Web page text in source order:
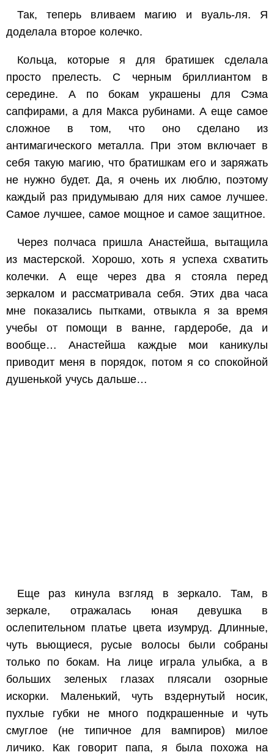
Так, теперь вливаем магию и вуаль-ля. Я
доделала второе колечко.
Кольца, которые я для братишек сделала
просто прелесть. С черным бриллиантом в
середине. А по бокам украшены для Сэма
сапфирами, а для Макса рубинами. А еще самое
сложное в том, что оно сделано из
антимагического металла. При этом включает в
себя такую магию, что братишкам его и заряжать
не нужно будет. Да, я очень их люблю, поэтому
каждый раз придумываю для них самое лучшее.
Самое лучшее, самое мощное и самое защитное.
Через полчаса пришла Анастейша, вытащила
из мастерской. Хорошо, хоть я успеха схватить
колечки. А еще через два я стояла перед
зеркалом и рассматривала себя. Этих два часа
мне показались пытками, отвыкла я за время
учебы от помощи в ванне, гардеробе, да и
вообще… Анастейша каждые мои каникулы
приводит меня в порядок, потом я со спокойной
душенькой учусь дальше…
Еще раз кинула взгляд в зеркало. Там, в
зеркале, отражалась юная девушка в
ослепительном платье цвета изумруд. Длинные,
чуть вьющиеся, русые волосы были собраны
только по бокам. На лице играла улыбка, а в
больших зеленых глазах плясали озорные
искорки. Маленький, чуть вздернутый носик,
пухлые губки не много подкрашенные и чуть
смуглое (не типичное для вампиров) милое
личико. Как говорит папа, я была похожа на